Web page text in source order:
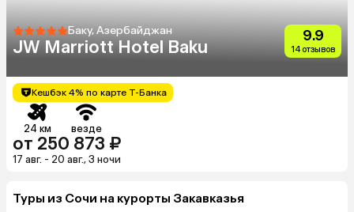
Баку, Азербайджан
JW Marriott Hotel Baku
9.9
14 отзывов
Кешбэк 4% по карте Т-Банка
24 км везде
от 250 873 ₽
17 авг. - 20 авг., 3 ночи
Туры из Сочи на курорты Закавказья